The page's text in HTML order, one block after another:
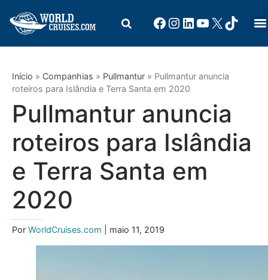
Início » Companhias » Pullmantur » Pullmantur anuncia
roteiros para Islândia e Terra Santa em 2020
Pullmantur anuncia
roteiros para Islândia
e Terra Santa em
2020
Por WorldCruises.com | maio 11, 2019